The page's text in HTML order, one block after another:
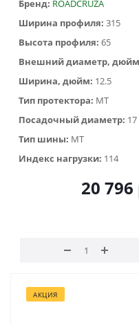
Бренд: ROADCRUZA
Ширина профиля: 315
Высота профиля: 65
Внешний диаметр,
Ширина, дюйм: 12.5
Тип протектора: MT
Посадочный диаметр: 17
Тип шины: MT
Индекс нагрузки: 114
20 796
АКЦИЯ